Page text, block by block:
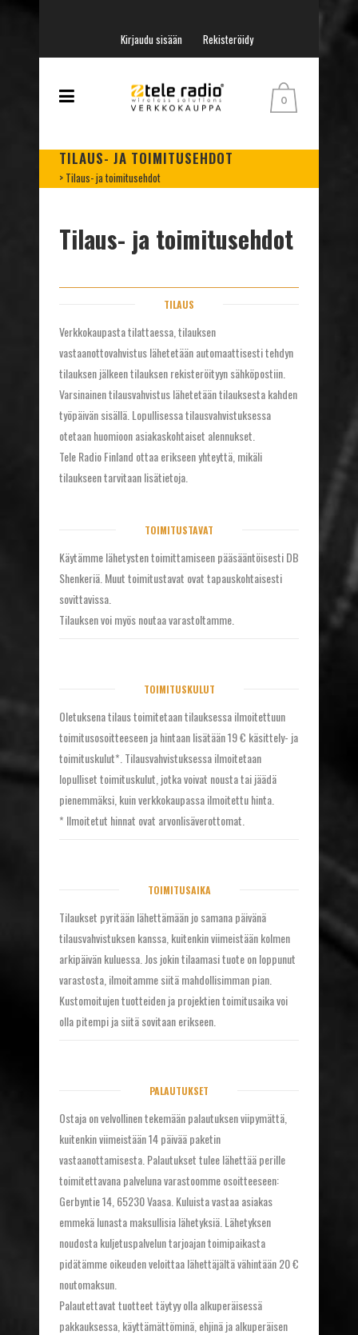
Kirjaudu sisään Rekisteröidy
0
TILAUS- JA TOIMITUSEHDOT
> Tilaus- ja toimitusehdot
Tilaus- ja toimitusehdot
TILAUS
Verkkokaupasta tilattaessa, tilauksen
vastaanottovahvistus lähetetään automaattisesti tehdyn
tilauksen jälkeen tilauksen rekisteröityyn sähköpostiin.
Varsinainen tilausvahvistus lähetetään tilauksesta kahden
työpäivän sisällä. Lopullisessa tilausvahvistuksessa
otetaan huomioon asiakaskohtaiset alennukset.
Tele Radio Finland ottaa erikseen yhteyttä, mikäli
tilaukseen tarvitaan lisätietoja.
TOIMITUSTAVAT
Käytämme lähetysten toimittamiseen pääsääntöisesti DB
Shenkeriä. Muut toimitustavat ovat tapauskohtaisesti
sovittavissa.
Tilauksen voi myös noutaa varastoltamme.
TOIMITUSKULUT
Oletuksena tilaus toimitetaan tilauksessa ilmoitettuun
toimitusosoitteeseen ja hintaan lisätään 19 € käsittely- ja
toimituskulut*. Tilausvahvistuksessa ilmoitetaan
lopulliset toimituskulut, jotka voivat nousta tai jäädä
pienemmäksi, kuin verkkokaupassa ilmoitettu hinta.
* Ilmoitetut hinnat ovat arvonlisäverottomat.
TOIMITUSAIKA
Tilaukset pyritään lähettämään jo samana päivänä
tilausvahvistuksen kanssa, kuitenkin viimeistään kolmen
arkipäivän kuluessa. Jos jokin tilaamasi tuote on loppunut
varastosta, ilmoitamme siitä mahdollisimman pian.
Kustomoitujen tuotteiden ja projektien toimitusaika voi
olla pitempi ja siitä sovitaan erikseen.
PALAUTUKSET
Ostaja on velvollinen tekemään palautuksen viipymättä,
kuitenkin viimeistään 14 päivää paketin
vastaanottamisesta. Palautukset tulee lähettää perille
toimitettavana palveluna varastoomme osoitteeseen:
Gerbyntie 14, 65230 Vaasa. Kuluista vastaa asiakas
emmekä lunasta maksullisia lähetyksiä. Lähetyksen
noudosta kuljetuspalvelun tarjoajan toimipaikasta
pidätämme oikeuden veloittaa lähettäjältä vähintään 20 €
noutomaksun.
Palautettavat tuotteet täytyy olla alkuperäisessä
pakkauksessa, käyttämättöminä, ehjinä ja alkuperäisen